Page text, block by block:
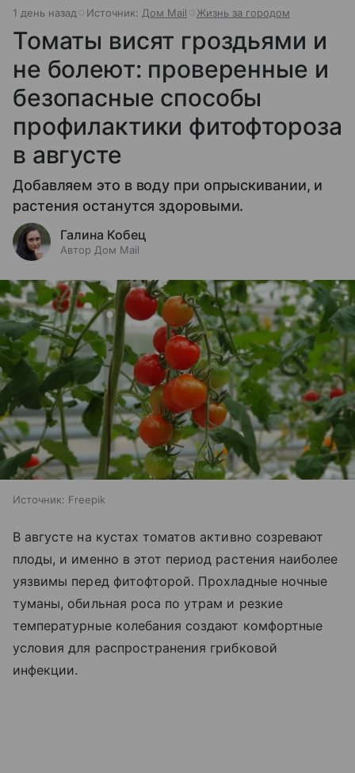
1 день назад Источник: Дом Mail Жизнь за городом
Томаты висят гроздьями и
не болеют: проверенные и
безопасные способы
профилактики фитофтороза
в августе
Добавляем это в воду при опрыскивании, и
растения останутся здоровыми.
Галина Кобец
Автор Дом Mail
Источник: Freepik
В августе на кустах томатов активно созревают
плоды, и именно в этот период растения наиболее
уязвимы перед фитофторой. Прохладные ночные
туманы, обильная роса по утрам и резкие
температурные колебания создают комфортные
условия для распространения грибковой
инфекции.